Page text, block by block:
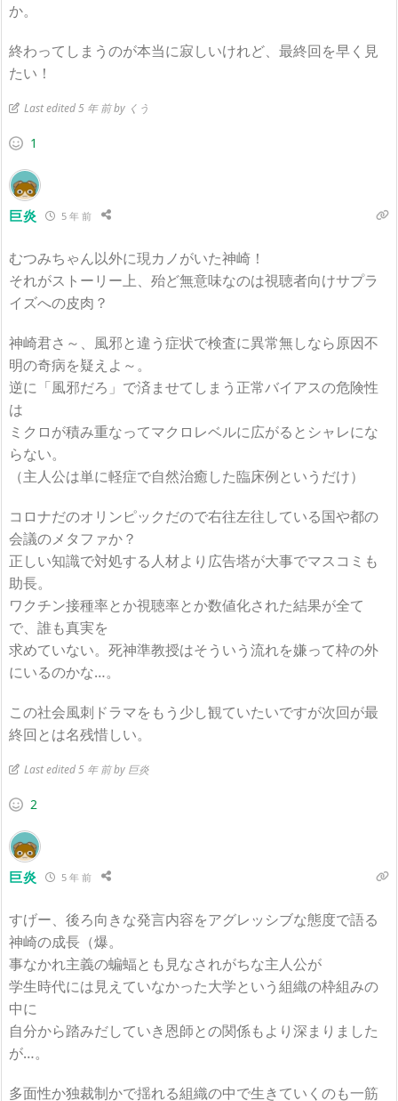
か。
終わってしまうのが本当に寂しいけれど、最終回を早く見
たい！
Last edited 5 年 前 by くう
1
巨炎 5 年 前
むつみちゃん以外に現カノがいた神崎！
それがストーリー上、殆ど無意味なのは視聴者向けサプラ
イズへの皮肉？
神崎君さ～、風邪と違う症状で検査に異常無しなら原因不
明の奇病を疑えよ～。
逆に「風邪だろ」で済ませてしまう正常バイアスの危険性
は
ミクロが積み重なってマクロレベルに広がるとシャレにな
らない。
（主人公は単に軽症で自然治癒した臨床例というだけ）
コロナだのオリンピックだので右往左往している国や都の
会議のメタファか？
正しい知識で対処する人材より広告塔が大事でマスコミも
助長。
ワクチン接種率とか視聴率とか数値化された結果が全て
で、誰も真実を
求めていない。死神準教授はそういう流れを嫌って枠の外
にいるのかな…。
この社会風刺ドラマをもう少し観ていたいですが次回が最
終回とは名残惜しい。
Last edited 5 年 前 by 巨炎
2
巨炎 5 年 前
すげー、後ろ向きな発言内容をアグレッシブな態度で語る
神崎の成長（爆。
事なかれ主義の蝙蝠とも見なされがちな主人公が
学生時代には見えていなかった大学という組織の枠組みの
中に
自分から踏みだしていき恩師との関係もより深まりました
が…。
多面性か独裁制かで揺れる組織の中で生きていくのも一筋